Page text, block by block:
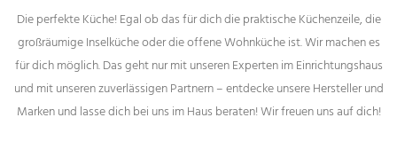
Die perfekte Küche! Egal ob das für dich die praktische Küchenzeile, die
großräumige Inselküche oder die offene Wohnküche ist. Wir machen es
für dich möglich. Das geht nur mit unseren Experten im Einrichtungshaus
und mit unseren zuverlässigen Partnern – entdecke unsere Hersteller und
Marken und lasse dich bei uns im Haus beraten! Wir freuen uns auf dich!